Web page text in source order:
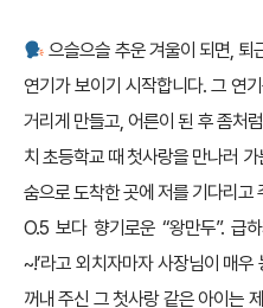
으슬으슬 추운 겨울이 되면, 퇴
연기가 보이기 시작합니다. 그 연
거리게 만들고, 어른이 된 후 좀처
치 초등학교 때 첫사랑을 만나러
숨으로 도착한 곳에 저를 기다리고
O.5 보다 향기로운 “왕만두”. 급
~!’라고 외치자마자 사장님이 매
꺼내 주신 그 첫사랑 같은 아이는